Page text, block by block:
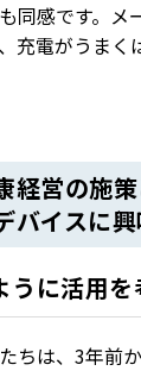
同感です。メ
充電がうまく
経営の施
バイスに
うに活用を
ちは、3年前